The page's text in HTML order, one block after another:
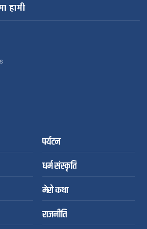
हामी
पर्यटन
धर्म संस्कृति
मेरो कथा
राजनीति